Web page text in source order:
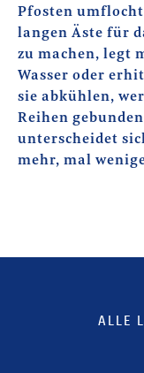
Pfosten
langen Äste für
zu machen, legt
Wasser oder
sie abkühlen,
Reihen
unterscheidet
mehr, mal
ALLE